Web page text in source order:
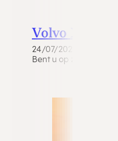
Volvo XC40
24/07/2026
Bent u op zoek naar